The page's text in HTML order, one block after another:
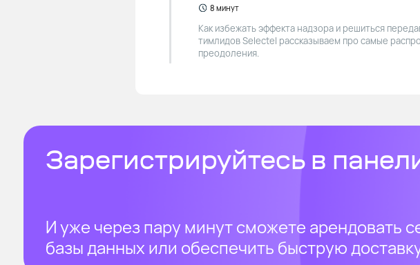
8 минут
Как избежать эффекта надзора и решиться
тимлидов Selectel рассказываем про самые
преодоления.
Зарегистрируйтесь в
И уже через пару минут сможете арендовать
базы данных или обеспечить быструю